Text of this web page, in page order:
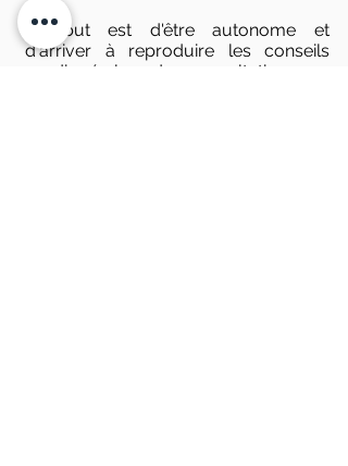
Le but est d'être autonome et
d'arriver à reproduire les conseils
prodigués lors des consultations par